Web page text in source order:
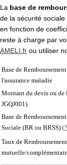
La base de
de la sécurité
en fonction de
reste à charge par
AMELI.fr ou utiliser
Base de
l'assurance maladie
Montant du devis ou de
JGQJ001)
Base de
Sociale (BR ou BRSS)
Taux de
mutuelle/